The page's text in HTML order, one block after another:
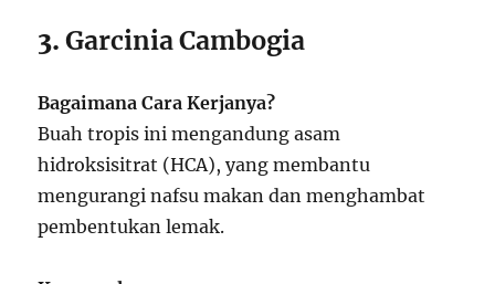
3.Garcinia Cambogia
Bagaimana Cara Kerjanya?
Buah tropis ini mengandung asam
hidroksisitrat (HCA), yang membantu
mengurangi nafsu makan dan menghambat
pembentukan lemak.